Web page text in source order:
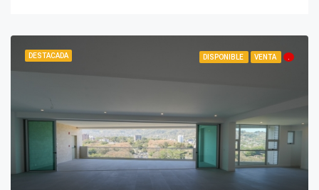
DESTACADA DISPONIBLE VENTA